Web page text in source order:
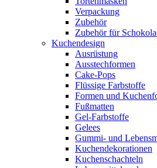
Verpackung
Zubehör
Zubehör für
Kuchendesign
Ausrüstung
Ausstechformen
Cake-Pops
Flüssige Farbstoffe
Formen und
Fußmatten
Gel-Farbstoffe
Gelees
Gummi- und
Kuchendekorationen
Kuchenschachteln